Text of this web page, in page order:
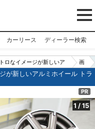
カーリース ディーラー検索
ロなイメージが新しいア
オウイング WXJ
画
像
No.
1
が新しいアルミホイール トラ
PR
1 /15